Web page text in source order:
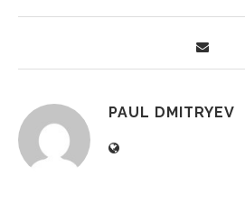
PAUL DMITRYEV